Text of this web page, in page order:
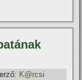
K@rcsi